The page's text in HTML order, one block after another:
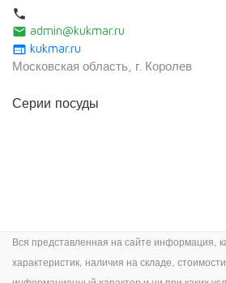
local_phone
email admin@kukmar.ru
web kukmar.ru
Московская область, г. Королев
Серии посуды
Вся представленная на сайте информация,
характеристик, наличия на складе,